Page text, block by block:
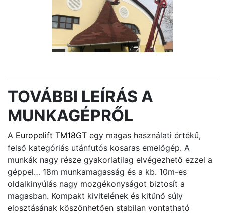
TOVÁBBI LEÍRÁS A
MUNKAGÉPRŐL
A Europelift TM18GT egy magas használati értékű,
felső kategóriás utánfutós kosaras emelőgép. A
munkák nagy része gyakorlatilag elvégezhető ezzel a
géppel… 18m munkamagasság és a kb. 10m-es
oldalkinyúlás nagy mozgékonyságot biztosít a
magasban. Kompakt kivitelének és kitűnő súly
elosztásának köszönhetően stabilan vontatható